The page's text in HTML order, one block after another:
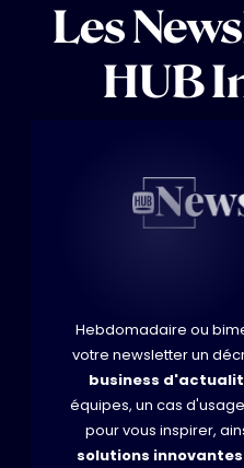
Les
HUB
Hebdomadaire ou
votre newsletter un
business
équipes, un cas
pour vous inspirer,
solutions